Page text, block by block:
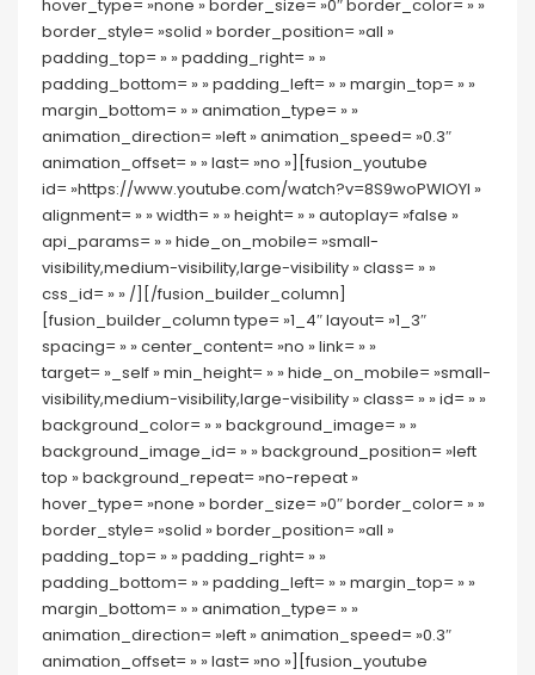
hover_type= »none » border_size= »0″ border_color= » »
border_style= »solid » border_position= »all »
padding_top= » » padding_right= » »
padding_bottom= » » padding_left= » » margin_top= » »
margin_bottom= » » animation_type= » »
animation_direction= »left » animation_speed= »0.3″
animation_offset= » » last= »no »][fusion_youtube
id= »https://www.youtube.com/watch?v=8S9woPWIOYI »
alignment= » » width= » » height= » » autoplay= »false »
api_params= » » hide_on_mobile= »small-
visibility,medium-visibility,large-visibility » class= » »
css_id= » » /][/fusion_builder_column]
[fusion_builder_column type= »1_4″ layout= »1_3″
spacing= » » center_content= »no » link= » »
target= »_self » min_height= » » hide_on_mobile= »small-
visibility,medium-visibility,large-visibility » class= » » id= » »
background_color= » » background_image= » »
background_image_id= » » background_position= »left
top » background_repeat= »no-repeat »
hover_type= »none » border_size= »0″ border_color= » »
border_style= »solid » border_position= »all »
padding_top= » » padding_right= » »
padding_bottom= » » padding_left= » » margin_top= » »
margin_bottom= » » animation_type= » »
animation_direction= »left » animation_speed= »0.3″
animation_offset= » » last= »no »][fusion_youtube